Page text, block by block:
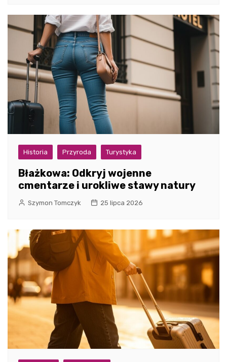
Historia Przyroda Turystyka
Błażkowa: Odkryj wojenne
cmentarze i urokliwe stawy natury
Szymon Tomczyk 25 lipca 2026